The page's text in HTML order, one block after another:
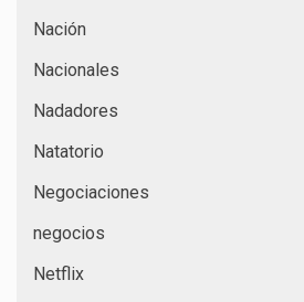
Nación
Nacionales
Nadadores
Natatorio
Negociaciones
negocios
Netflix